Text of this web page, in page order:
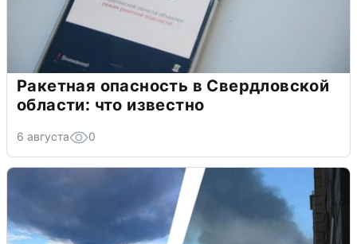
Ракетная опасность в Свердловской
области: что известно
6 августа 0